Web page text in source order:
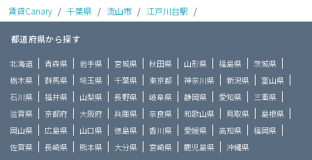
賃貸Canary / 千葉県 / 流山市 / 江戸川台駅 /
都道府県から探す
北海道 青森県 岩手県 宮城県 秋田県 山形県 福島県
茨城県
栃木県
群馬県 埼玉県 千葉県 東京都 神奈川県 新潟県
富山県
石川県
福井県 山梨県 長野県 岐阜県 静岡県 愛知県
三重県
滋賀県
京都府 大阪府 兵庫県 奈良県 和歌山県 鳥取県
島根県
岡山県
広島県 山口県 徳島県 香川県 愛媛県 高知県
福岡県
佐賀県
長崎県 熊本県 大分県 宮崎県 鹿児島県 沖縄県